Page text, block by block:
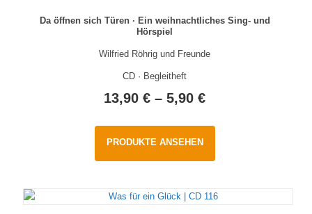
Da öffnen sich Türen · Ein weihnachtliches Sing- und
Hörspiel
Wilfried Röhrig und Freunde
CD · Begleitheft
13,90€ –5,90€
PRODUKTE ANSEHEN